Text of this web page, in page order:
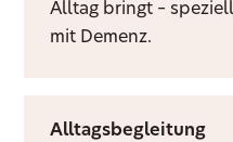
Alltag bringt –
mit Demenz.
Alltagsbegleitung